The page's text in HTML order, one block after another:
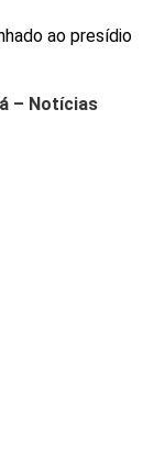
ao presídio
– Notícias